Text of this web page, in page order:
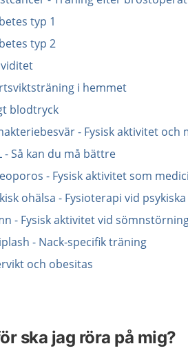
typ 1
typ 2
i hemmet
blodtryck
- Fysisk aktivitet
- Så kan du må bättre
- Fysisk aktivitet som
ohälsa - Fysioterapi vid
- Fysisk aktivitet vid
- Nack-specifik träning
och obesitas
ska jag röra på mig?